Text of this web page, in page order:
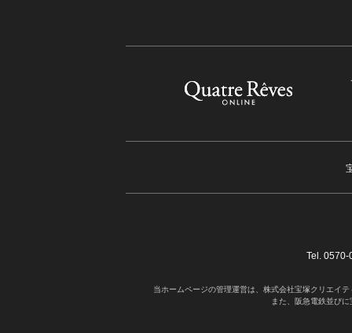
Tel.
当ホームページの管理運営は、株式会社宝塚クリエイ
また、阪急電鉄並び